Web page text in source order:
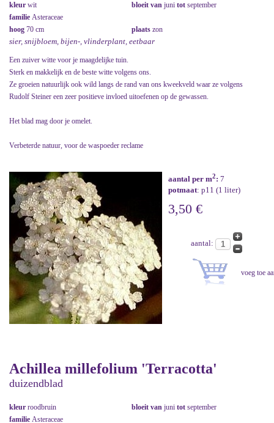
kleur wit bloeit van juni tot september
familie Asteraceae
hoog 70 cm plaats zon
sier, snijbloem, bijen-, vlinderplant, eetbaar
Een zuiver witte voor je maagdelijke tuin.
Sterk en makkelijk en de beste witte volgens ons.
Ze groeien natuurlijk ook wild langs de rand van ons kweekveld waar ze volgens
Rudolf Steiner een zeer positieve invloed uitoefenen op de gewassen.
Het blad mag door je omelet.
Verbeterde natuur, voor de waspoeder reclame
aantal per m2: 7
potmaat: p11 (1 liter)
3,50 €
aantal:
Achillea millefolium 'Terracotta'
duizendblad
kleur roodbruin bloeit van juni tot september
familie Asteraceae